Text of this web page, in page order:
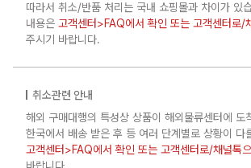
따라서 취소/반품 처리는 국내 쇼핑몰과 차이가 있
내용은 고객센터>FAQ에서 확인 또는 고객센터로/
주시기 바랍니다.
취소관련 안내
해외 구매대행의 특성상 상품이 해외물류센터에 도
한국에서 배송 받은 후 등 여러 단계별로 상황이 다
고객센터>FAQ에서 확인 또는 고객센터로/채널톡